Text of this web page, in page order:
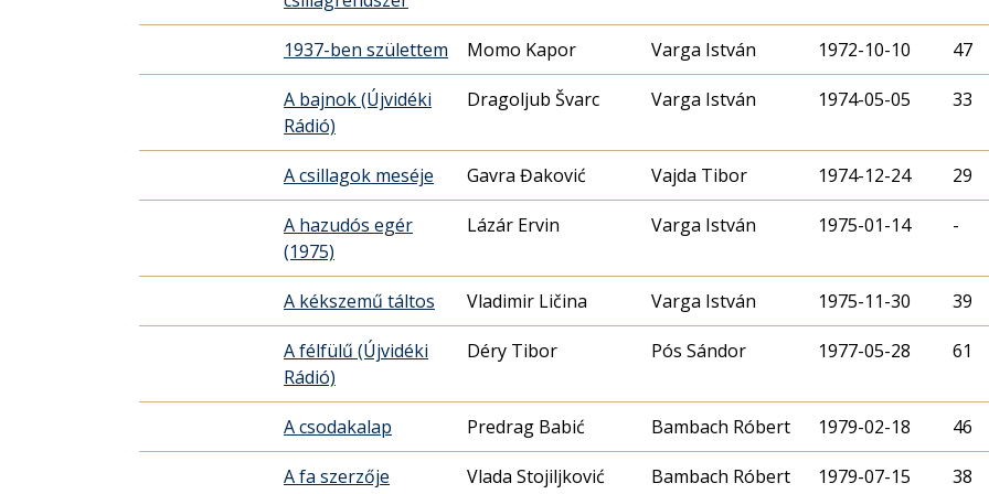
1937-ben születtem Momo Kapor Varga István 1972-10-10 47
A bajnok (Újvidéki
Rádió)
Dragoljub Švarc Varga István 1974-05-05 33
A csillagok meséje Gavra Đaković Vajda Tibor 1974-12-24 29
A hazudós egér
(1975)
Lázár Ervin Varga István 1975-01-14 -
A kékszemű táltos Vladimir Ličina Varga István 1975-11-30 39
A félfülű (Újvidéki
Rádió)
Déry Tibor Pós Sándor 1977-05-28 61
A csodakalap Predrag Babić Bambach Róbert 1979-02-18 46
A fa szerzője Vlada Stojiljković Bambach Róbert 1979-07-15 38